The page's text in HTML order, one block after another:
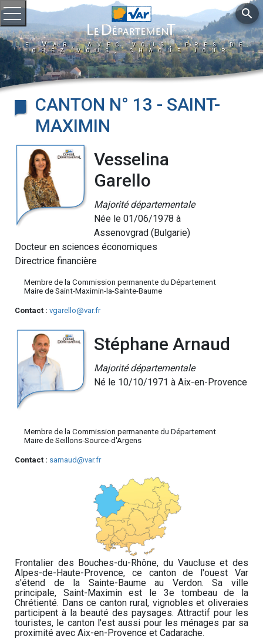
Ouvrir le menu
Le Var, avec vous, près de
chez vous, chaque jour
search
CANTON N° 13 - SAINT-
MAXIMIN
Vesselina
Garello
Majorité départementale
Née le 01/06/1978 à
Assenovgrad (Bulgarie)
Docteur en sciences économiques
Directrice financière
Membre de la Commission permanente du Département
Maire de Saint-Maximin-la-Sainte-Baume
Contact : vgarello@var.fr
Stéphane Arnaud
Majorité départementale
Né le 10/10/1971 à Aix-en-Provence
Membre de la Commission permanente du Département
Maire de Seillons-Source-d'Argens
Contact : sarnaud@var.fr
Frontalier des Bouches-du-Rhône, du Vaucluse et des
Alpes-de-Haute-Provence, ce canton de l'ouest Var
s'étend de la Sainte-Baume au Verdon. Sa ville
principale, Saint-Maximin est le 3e tombeau de la
Chrétienté. Dans ce canton rural, vignobles et oliveraies
participent à la beauté des paysages. Attractif pour les
touristes, le canton l'est aussi pour les ménages par sa
proximité avec Aix-en-Provence et Cadarache.